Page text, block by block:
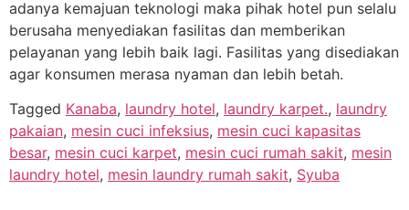
adanya kemajuan teknologi maka pihak hotel pun selalu
berusaha menyediakan fasilitas dan memberikan
pelayanan yang lebih baik lagi. Fasilitas yang disediakan
agar konsumen merasa nyaman dan lebih betah.
Tagged Kanaba, laundry hotel, laundry karpet., laundry
pakaian, mesin cuci infeksius, mesin cuci kapasitas
besar, mesin cuci karpet, mesin cuci rumah sakit, mesin
laundry hotel, mesin laundry rumah sakit, Syuba